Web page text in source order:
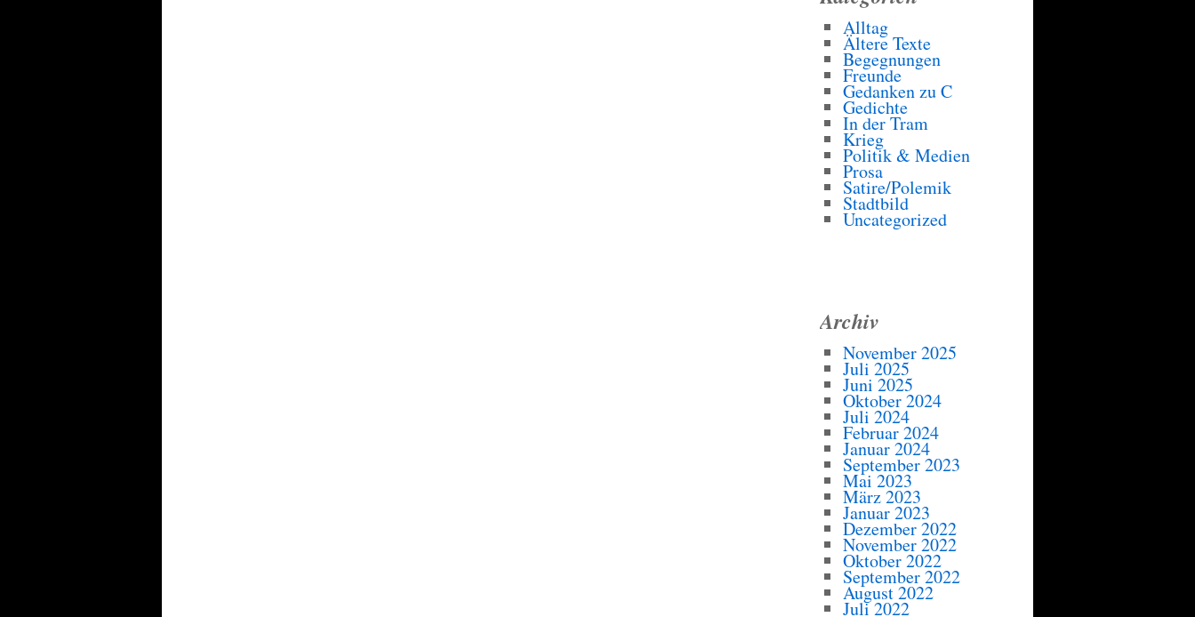
Alltag
Ältere Texte
Begegnungen
Freunde
Gedanken zu C
Gedichte
In der Tram
Krieg
Politik & Medien
Prosa
Satire/Polemik
Stadtbild
Uncategorized
Archiv
November 2025
Juli 2025
Juni 2025
Oktober 2024
Juli 2024
Februar 2024
Januar 2024
September 2023
Mai 2023
März 2023
Januar 2023
Dezember 2022
November 2022
Oktober 2022
September 2022
August 2022
Juli 2022